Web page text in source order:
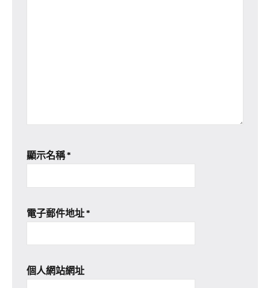
顯示名稱*
電子郵件地址*
個人網站網址